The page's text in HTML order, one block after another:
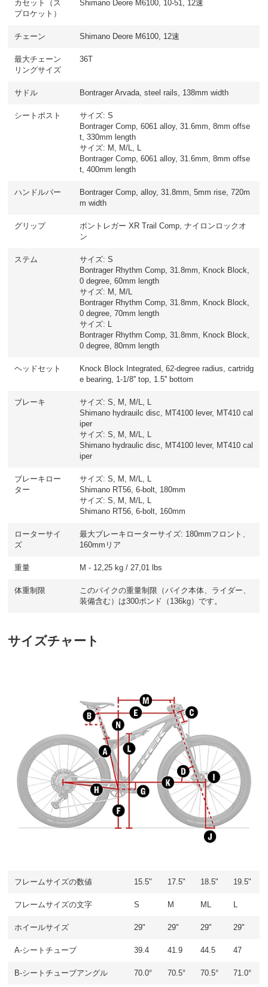
カセット（ス
プロケット）
Shimano Deore M6100, 10-51, 12速
チェーン Shimano Deore M6100, 12速
最大チェーン
リングサイズ
36T
サドル Bontrager Arvada, steel rails, 138mm width
シートポスト
サイズ: S
Bontrager Comp, 6061 alloy, 31.6mm, 8mm offse
t, 330mm length
サイズ: M, M/L, L
Bontrager Comp, 6061 alloy, 31.6mm, 8mm offse
t, 400mm length
ハンドルバー
Bontrager Comp, alloy, 31.8mm, 5mm rise, 720m
m width
グリップ
ボントレガー XR Trail Comp, ナイロンロックオ
ン
ステム
サイズ: S
Bontrager Rhythm Comp, 31.8mm, Knock Block,
0 degree, 60mm length
サイズ: M, M/L
Bontrager Rhythm Comp, 31.8mm, Knock Block,
0 degree, 70mm length
サイズ: L
Bontrager Rhythm Comp, 31.8mm, Knock Block,
0 degree, 80mm length
ヘッドセット
Knock Block Integrated, 62-degree radius, cartridg
e bearing, 1-1/8'' top, 1.5'' bottom
ブレーキ
サイズ: S, M, M/L, L
Shimano hydrauilc disc, MT4100 lever, MT410 cal
iper
サイズ: S, M, M/L, L
Shimano hydraulic disc, MT4100 lever, MT410 cal
iper
ブレーキロー
ター
サイズ: S, M, M/L, L
Shimano RT56, 6-bolt, 180mm
サイズ: S, M, M/L, L
Shimano RT56, 6-bolt, 160mm
ローターサイ
ズ
最大ブレーキローターサイズ: 180mmフロント、
160mmリア
重量 M - 12,25 kg / 27,01 lbs
体重制限
このバイクの重量制限（バイク本体、ライダー、
装備含む）は300ポンド（136kg）です。
サイズチャート
フレームサイズの数値 15.5" 17.5" 18.5" 19.5"
フレームサイズの文字 S M ML L
ホイールサイズ 29" 29" 29" 29"
A-シートチューブ 39.4 41.9 44.5 47
B-シートチューブアングル 70.0° 70.5° 70.5° 71.0°